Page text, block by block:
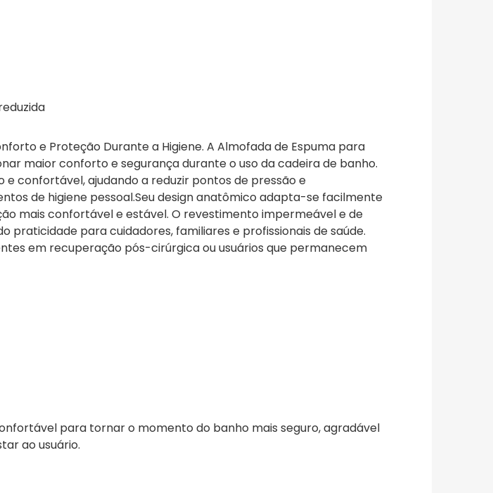
e Proteção Durante a Higiene. A Almofada de Espuma para
maior conforto e segurança durante o uso da cadeira de banho.
confortável, ajudando a reduzir pontos de pressão e
de higiene pessoal.Seu design anatômico adapta-se facilmente
mais confortável e estável. O revestimento impermeável e de
praticidade para cuidadores, familiares e profissionais de saúde.
em recuperação pós-cirúrgica ou usuários que permanecem
para tornar o momento do banho mais seguro, agradável
ao usuário.